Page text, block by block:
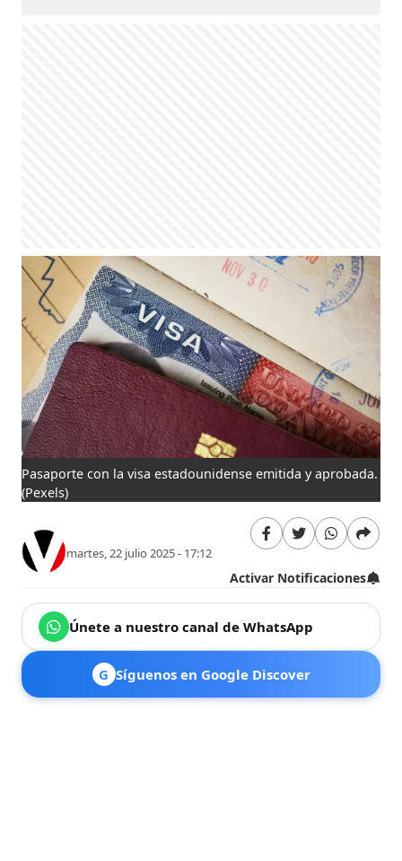
Pasaporte con la visa estadounidense emitida y aprobada.
(Pexels)
martes, 22 julio 2025 - 17:12
Activar Notificaciones
Únete a nuestro canal de WhatsApp
G Síguenos en Google Discover